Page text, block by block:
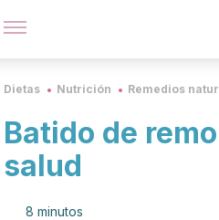
Dietas Nutrición Remedios
Batido de
salud
8 minutos